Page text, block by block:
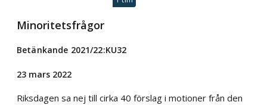
Minoritetsfrågor
Betänkande 2021/22:KU32
23 mars 2022
Riksdagen sa nej till cirka 40 förslag i motioner från den